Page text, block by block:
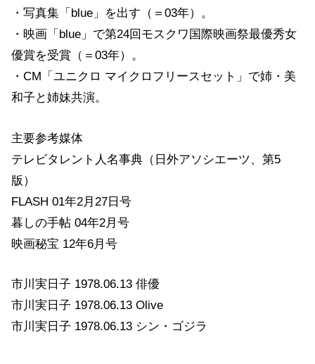
・写真集「blue」を出す（＝03年）。
・映画「blue」で第24回モスクワ国際映画祭最優秀女
優賞を受賞（＝03年）。
・CM「ユニクロ マイクロフリースセット」で姉・美
和子と姉妹共演。
主要参考媒体
テレビタレント人名事典（日外アソシエーツ、第5
版）
FLASH 01年2月27日号
暮しの手帖 04年2月号
映画秘宝 12年6月号
市川実日子 1978.06.13 俳優
市川実日子 1978.06.13 Olive
市川実日子 1978.06.13 シン・ゴジラ